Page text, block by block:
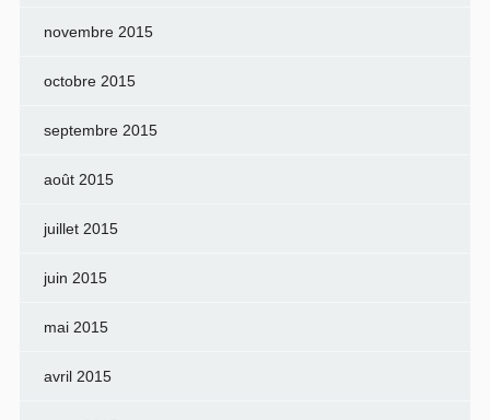
novembre 2015
octobre 2015
septembre 2015
août 2015
juillet 2015
juin 2015
mai 2015
avril 2015